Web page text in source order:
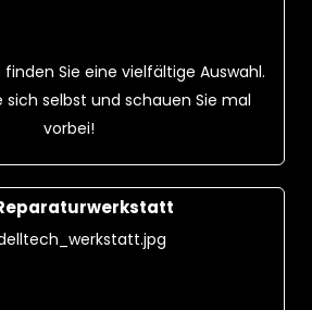
Sie eine vielfältige Auswahl.
sich selbst und schauen Sie mal
vorbei!